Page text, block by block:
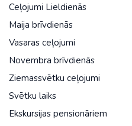
Ceļojumi Lieldienās
Maija brīvdienās
Vasaras ceļojumi
Novembra brīvdienās
Ziemassvētku ceļojumi
Svētku laiks
Ekskursijas pensionāriem